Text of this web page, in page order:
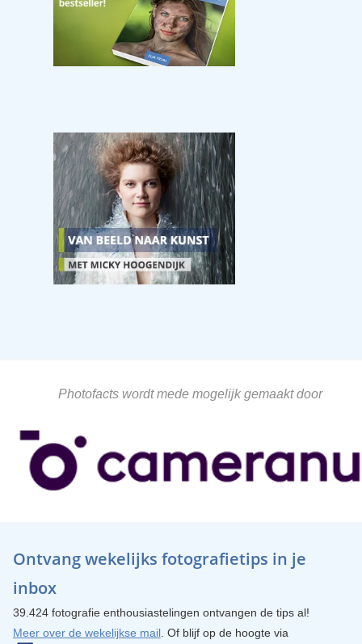
Photofacts wordt mede mogelijk gemaakt door
Ontvang wekelijks fotografietips in je
inbox
39.424 fotografie enthousiastelingen ontvangen de tips al!
Meer over de wekelijkse mail. Of blijf op de hoogte via